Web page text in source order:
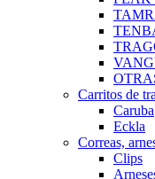
Carritos de
Caruba
Eckla
Correas,
Clips